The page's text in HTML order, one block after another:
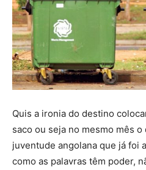
Quis a ironia do destino
saco ou seja no mesmo mês o
juventude angolana que já foi
como as palavras têm poder,